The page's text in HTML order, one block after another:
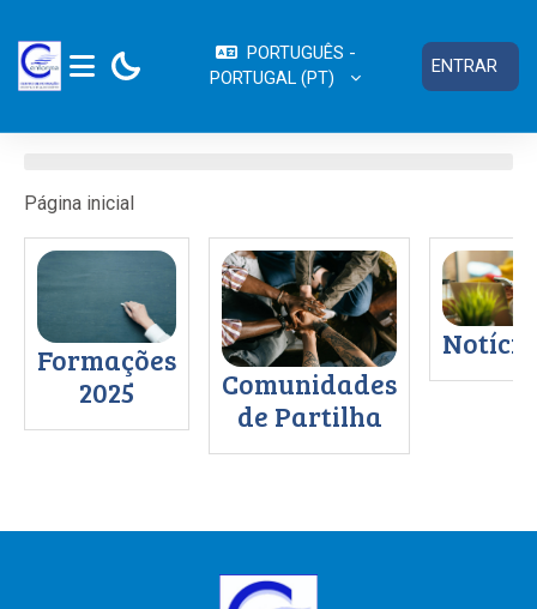
PAINEL LATERAL
PORTUGUÊS -
PORTUGAL ‎(PT)‎
ENTRAR
Página inicial
Formações
2025
Comunidades
de Partilha